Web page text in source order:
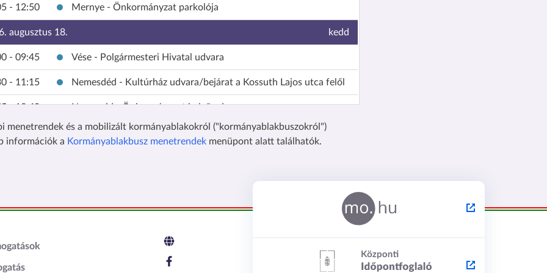
- 12:50 Mernye - Önkormányzat parkolója
augusztus 18. kedd
- 09:45 Vése - Polgármesteri Hivatal udvara
- 11:15 Nemesdéd - Kultúrház udvara/bejárat a Kossuth Lajos utca felől
- 12:40 Nemesvid - Önkormányzat belső udvara
augusztus 19. szerda
augusztus 24. hétfő
Babócsa - Művelődési ház melleti tér
menetrendek és a mobilizált kormányablakokról ("kormányablakbuszokról")
információk a Kormányablakbusz menetrendek menüpont alatt találhatók.